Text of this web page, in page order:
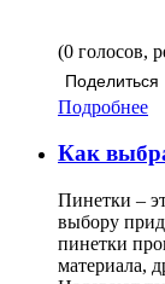
(0 голосов,
Поделиться
Подробнее
Как
Пинетки –
выбору
пинетки
материала,